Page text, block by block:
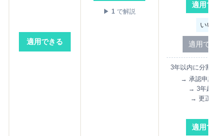
適用できる
▶1 で解説
適用で
いい
適用で
3年以内に分割
→ 承認申請
→ 3年超
→ 更正
適用で